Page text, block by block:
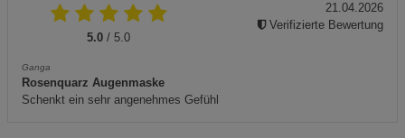
5.0 / 5.0
Ganga
Rosenquarz Augenmaske
Schenkt ein sehr angenehmes Gefühl
21.04.2026
Verifizierte Bewertung